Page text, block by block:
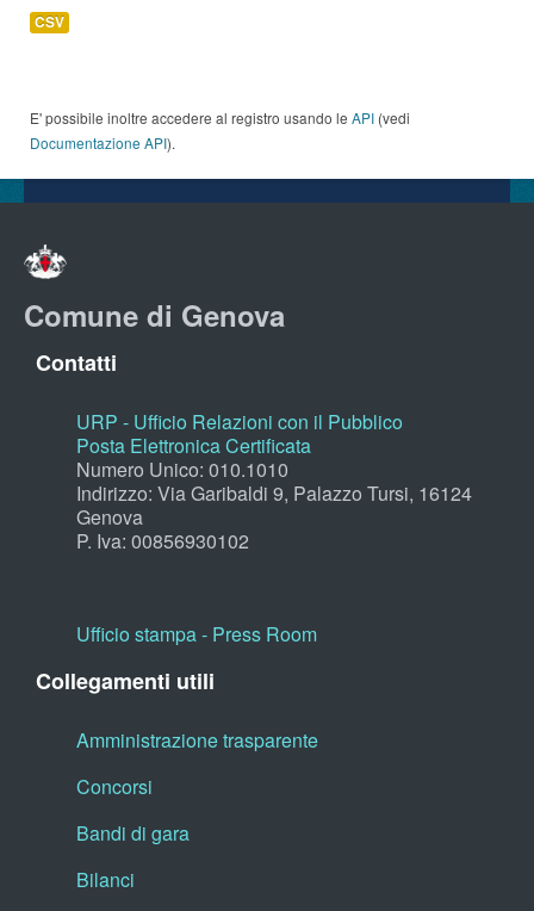
CSV
E' possibile inoltre accedere al registro usando le API (vedi
Documentazione API).
Comune di Genova
Contatti
URP - Ufficio Relazioni con il Pubblico
Posta Elettronica Certificata
Numero Unico: 010.1010
Indirizzo: Via Garibaldi 9, Palazzo Tursi, 16124
Genova
P. Iva: 00856930102
Ufficio stampa - Press Room
Collegamenti utili
Amministrazione trasparente
Concorsi
Bandi di gara
Bilanci